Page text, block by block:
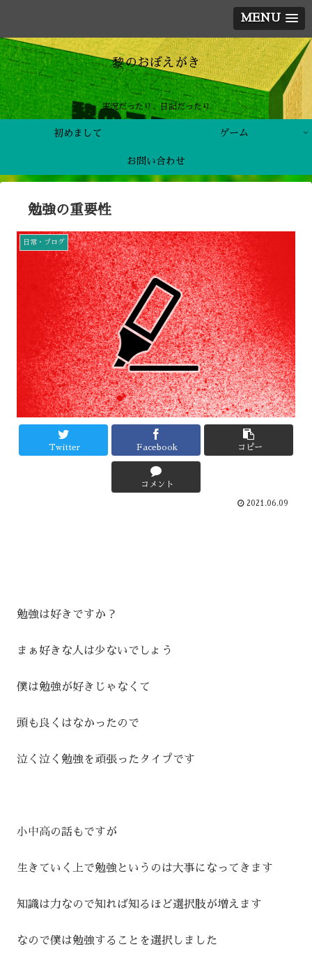
MENU
黎のおぼえがき
実況だったり、日記だったり
初めまして ゲーム
お問い合わせ
勉強の重要性
日常・ブログ
Twitter Facebook コピー
コメント
2021.06.09
勉強は好きですか？
まぁ好きな人は少ないでしょう
僕は勉強が好きじゃなくて
頭も良くはなかったので
泣く泣く勉強を頑張ったタイプです
小中高の話もですが
生きていく上で勉強というのは大事になってきます
知識は力なので知れば知るほど選択肢が増えます
なので僕は勉強することを選択しました